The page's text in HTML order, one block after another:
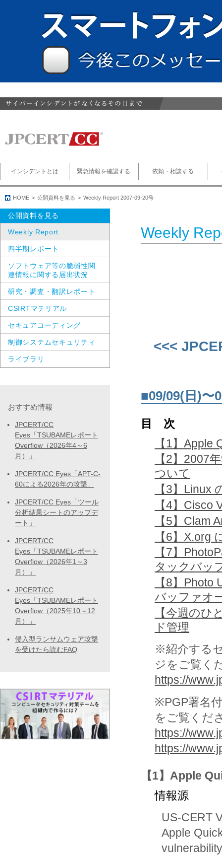
インシデントとは 緊急情報を確認する 依頼・相談する
HOME 公開資料を見る Weekly Report 2007-09-20号
Weekly
<<<
■09/09(日)〜
目 次
【1】Apple
【2】2007
ついて
【3】Linux
【4】Cisco
【5】Clam
【6】X.org
【7】
タックバッ
【8】
バッファオ
【今週の
ド管理
※紹介する
ジをご覧く
https://
※PGP署名
をご覧くだ
https://
https://
【1】Apple
情報源
US-CERT
Apple
vulnerability
公開資料を見る
Weekly Report
四半期レポート
ソフトウェア等の脆弱性関
連情報に関する届出状況
研究・調査・翻訳レポート
CSIRTマテリアル
セキュアコーディング
制御システムセキュリティ
ライブラリ
おすすめ情報
JPCERT/CC
Eyes「TSUBAMEレポート
Overflow（2026年4～6
月）」
JPCERT/CC Eyes「APT-C-
60による2026年の攻撃」
JPCERT/CC Eyes「ツール
分析結果シートのアップデ
ート」
JPCERT/CC
Eyes「TSUBAMEレポート
Overflow（2026年1～3
月）」
JPCERT/CC
Eyes「TSUBAMEレポート
Overflow（2025年10～12
月）」
侵入型ランサムウェア攻撃
を受けたら読むFAQ